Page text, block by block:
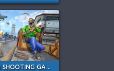
FPS GUN SHOOTING GAME 3D